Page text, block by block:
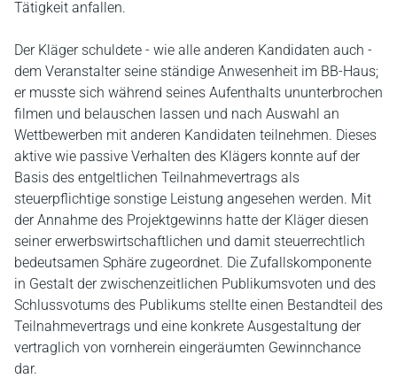
Tätigkeit anfallen.
Der Kläger schuldete - wie alle anderen Kandidaten auch -
dem Veranstalter seine ständige Anwesenheit im BB-Haus;
er musste sich während seines Aufenthalts ununterbrochen
filmen und belauschen lassen und nach Auswahl an
Wettbewerben mit anderen Kandidaten teilnehmen. Dieses
aktive wie passive Verhalten des Klägers konnte auf der
Basis des entgeltlichen Teilnahmevertrags als
steuerpflichtige sonstige Leistung angesehen werden. Mit
der Annahme des Projektgewinns hatte der Kläger diesen
seiner erwerbswirtschaftlichen und damit steuerrechtlich
bedeutsamen Sphäre zugeordnet. Die Zufallskomponente
in Gestalt der zwischenzeitlichen Publikumsvoten und des
Schlussvotums des Publikums stellte einen Bestandteil des
Teilnahmevertrags und eine konkrete Ausgestaltung der
vertraglich von vornherein eingeräumten Gewinnchance
dar.